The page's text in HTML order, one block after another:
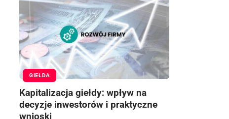
GIEŁDA
Kapitalizacja giełdy: wpływ na
decyzje inwestorów i praktyczne
wnioski